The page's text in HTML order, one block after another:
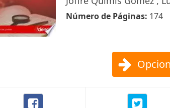
Número de Páginas: 174